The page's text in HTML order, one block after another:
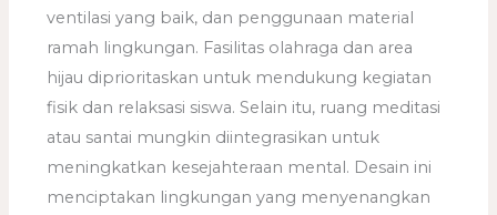
ventilasi yang baik, dan penggunaan material
ramah lingkungan. Fasilitas olahraga dan area
hijau diprioritaskan untuk mendukung kegiatan
fisik dan relaksasi siswa. Selain itu, ruang meditasi
atau santai mungkin diintegrasikan untuk
meningkatkan kesejahteraan mental. Desain ini
menciptakan lingkungan yang menyenangkan